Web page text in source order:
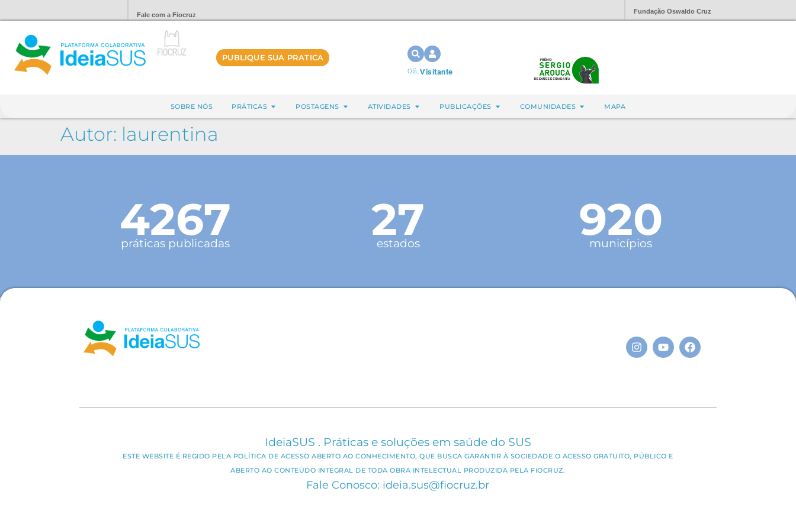
Fale com a Fiocruz Fundação Oswaldo Cruz
PUBLIQUE SUA PRATICA
Olá,Visitante
SOBRE NÓS PRÁTICAS POSTAGENS ATIVIDADES PUBLICAÇÕES COMUNIDADES MAPA
Autor: laurentina
4267
práticas publicadas 27
estados 920
municípios
IdeiaSUS . Práticas e soluções em saúde do SUS
ESTE WEBSITE É REGIDO PELA POLÍTICA DE ACESSO ABERTO AO CONHECIMENTO, QUE BUSCA GARANTIR À SOCIEDADE O ACESSO GRATUITO, PÚBLICO E
ABERTO AO CONTEÚDO INTEGRAL DE TODA OBRA INTELECTUAL PRODUZIDA PELA FIOCRUZ.
Fale Conosco: ideia.sus@fiocruz.br